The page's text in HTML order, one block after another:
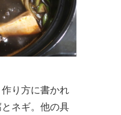
り方に書かれ
ネギ。他の具